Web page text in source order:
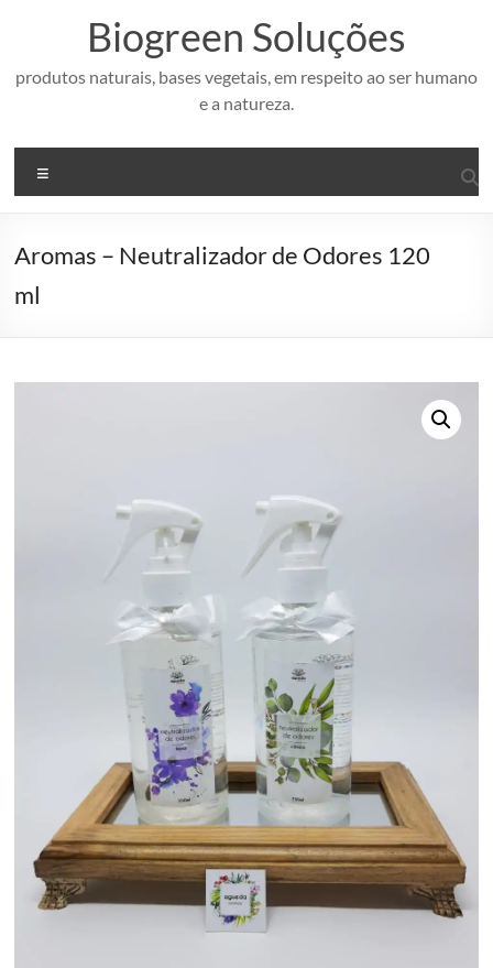
conteúdo
Biogreen Soluções
produtos naturais, bases vegetais, em respeito ao ser humano
e a natureza.
Aromas – Neutralizador de Odores 120
ml